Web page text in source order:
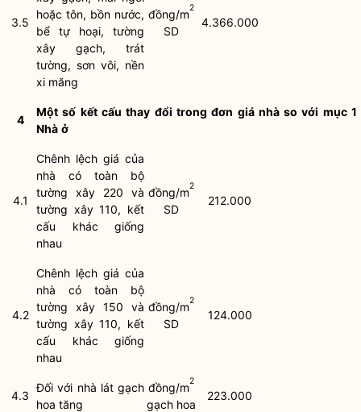
3.5
hoặc tôn, bồn nước,
bể tự hoại, tường
xây gạch, trát
tường, sơn vôi, nền
xi măng
đồng/m2
SD
4.366.000
4
Một số kết cấu thay đổi trong đơn giá nhà so với mục 1
Nhà ở
4.1
Chênh lệch giá của
nhà có toàn bộ
tường xây 220 và
tường xây 110, kết
cấu khác giống
nhau
đồng/m2
SD
212.000
4.2
Chênh lệch giá của
nhà có toàn bộ
tường xây 150 và
tường xây 110, kết
cấu khác giống
nhau
đồng/m2
SD
124.000
4.3
Đối với nhà lát gạch
hoa tăng
đồng/m2
gạch hoa
223.000